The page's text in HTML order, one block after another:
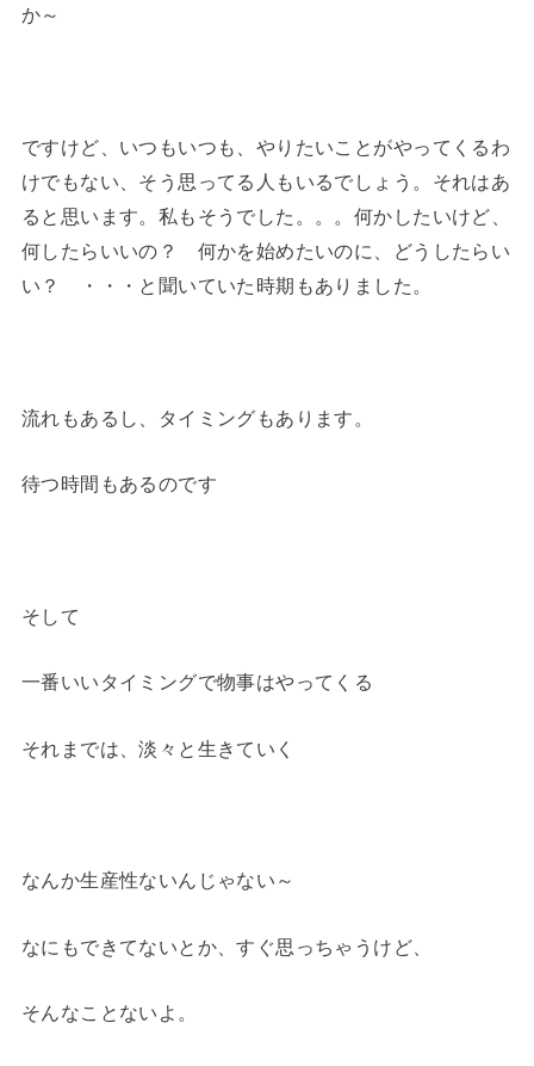
か～
ですけど、いつもいつも、やりたいことがやってくるわ
けでもない、そう思ってる人もいるでしょう。それはあ
ると思います。私もそうでした。。。何かしたいけど、
何したらいいの？ 何かを始めたいのに、どうしたらい
い？ ・・・と聞いていた時期もありました。
流れもあるし、タイミングもあります。
待つ時間もあるのです
そして
一番いいタイミングで物事はやってくる
それまでは、淡々と生きていく
なんか生産性ないんじゃない～
なにもできてないとか、すぐ思っちゃうけど、
そんなことないよ。